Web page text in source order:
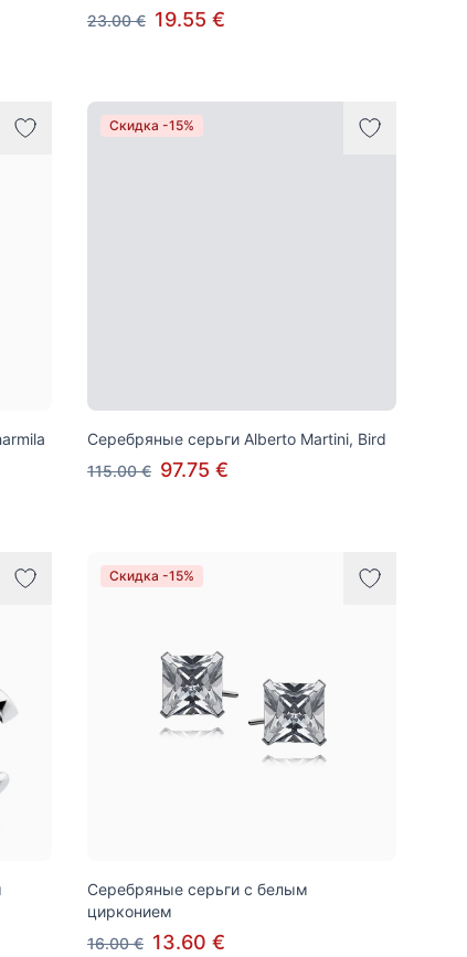
23.00 € 19.55 €
Скидка -15%
Серебряные серьги Alberto Martini, Bird
115.00 € 97.75 €
Скидка -15%
Серебряные серьги с белым
цирконием
16.00 € 13.60 €